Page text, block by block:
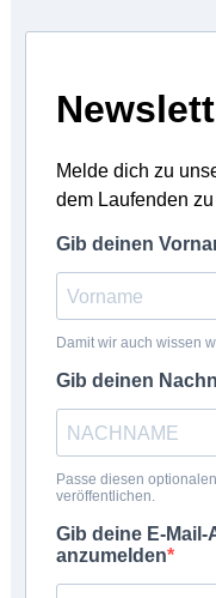
Melde dich zu
dem Laufenden
Gib deinen
Damit wir auch wissen
Gib deinen
Passe diesen
veröffentlichen.
Gib deine E-
anzumelden